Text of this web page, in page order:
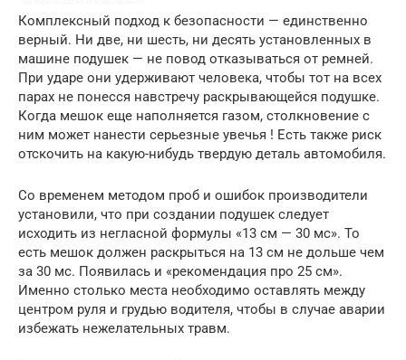
Комплексный подход к безопасности — единственно
верный. Ни две, ни шесть, ни десять установленных в
машине подушек — не повод отказываться от ремней.
При ударе они удерживают человека, чтобы тот на всех
парах не понесся навстречу раскрывающейся подушке.
Когда мешок еще наполняется газом, столкновение с
ним может нанести серьезные увечья ! Есть также риск
отскочить на какую-нибудь твердую деталь автомобиля.
Со временем методом проб и ошибок производители
установили, что при создании подушек следует
исходить из негласной формулы «13 см — 30 мс». То
есть мешок должен раскрыться на 13 см не дольше чем
за 30 мс. Появилась и «рекомендация про 25 см».
Именно столько места необходимо оставлять между
центром руля и грудью водителя, чтобы в случае аварии
избежать нежелательных травм.